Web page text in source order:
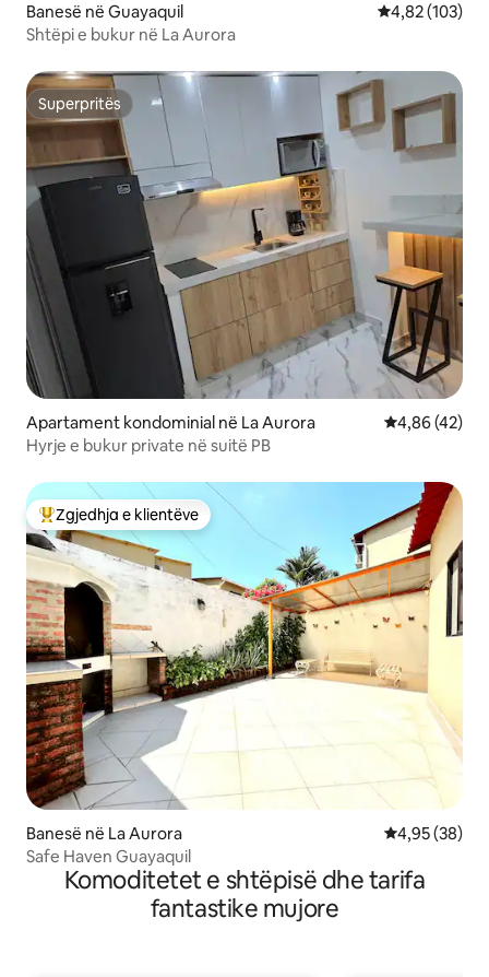
Banesë në Guayaquil Vlerësimi
4,82 (103)
Shtëpi e bukur në La Aurora
Superpritës
Superpritës
Apartament kondominial në La Aurora Vlerësimi
4,86 (42)
Hyrje e bukur private në suitë PB
Më të mirat e zgjedhjeve të klientëve
Zgjedhja e klientëve
Banesë në La Aurora Vlerësimi
4,95 (38)
Safe Haven Guayaquil
Komoditetet e shtëpisë dhe tarifa
fantastike mujore